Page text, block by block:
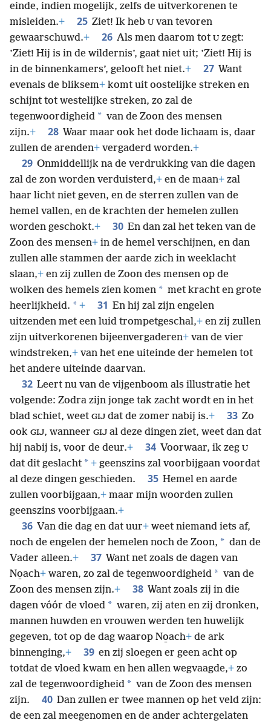
einde, indien mogelijk, zelfs de uitverkorenen te
misleiden.+ 25 Ziet! Ik heb U van tevoren
gewaarschuwd.+ 26 Als men daarom tot U zegt:
’Ziet! Hij is in de wildernis’, gaat niet uit; ’Ziet! Hij is
in de binnenkamers’, gelooft het niet.+ 27 Want
evenals de bliksem+ komt uit oostelijke streken en
schijnt tot westelijke streken, zo zal de
tegenwoordigheid * van de Zoon des mensen
zijn.+ 28 Waar maar ook het dode lichaam is, daar
zullen de arenden+ vergaderd worden.+
29 Onmiddellijk na de verdrukking van die dagen
zal de zon worden verduisterd,+ en de maan+ zal
haar licht niet geven, en de sterren zullen van de
hemel vallen, en de krachten der hemelen zullen
worden geschokt.+ 30 En dan zal het teken van de
Zoon des mensen+ in de hemel verschijnen, en dan
zullen alle stammen der aarde zich in weeklacht
slaan,+ en zij zullen de Zoon des mensen op de
wolken des hemels zien komen * met kracht en grote
heerlijkheid. * + 31 En hij zal zijn engelen
uitzenden met een luid trompetgeschal,+ en zij zullen
zijn uitverkorenen bijeenvergaderen+ van de vier
windstreken,+ van het ene uiteinde der hemelen tot
het andere uiteinde daarvan.
32 Leert nu van de vijgenboom als illustratie het
volgende: Zodra zijn jonge tak zacht wordt en in het
blad schiet, weet GIJ dat de zomer nabij is.+ 33 Zo
ook GIJ, wanneer GIJ al deze dingen ziet, weet dan dat
hij nabij is, voor de deur.+ 34 Voorwaar, ik zeg U
dat dit geslacht * + geenszins zal voorbijgaan voordat
al deze dingen geschieden.
35 Hemel en aarde
zullen voorbijgaan,+ maar mijn woorden zullen
geenszins voorbijgaan.+
36 Van die dag en dat uur+ weet niemand iets af,
noch de engelen der hemelen noch de Zoon, * dan de
Vader alleen.+ 37 Want net zoals de dagen van
No̱ach+ waren, zo zal de tegenwoordigheid * van de
Zoon des mensen zijn.+ 38 Want zoals zij in die
dagen vóór de vloed * waren, zij aten en zij dronken,
mannen huwden en vrouwen werden ten huwelijk
gegeven, tot op de dag waarop No̱ach+ de ark
binnenging,+ 39 en zij sloegen er geen acht op
totdat de vloed kwam en hen allen wegvaagde,+ zo
zal de tegenwoordigheid * van de Zoon des mensen
zijn.
40 Dan zullen er twee mannen op het veld zijn:
de een zal meegenomen en de ander achtergelaten